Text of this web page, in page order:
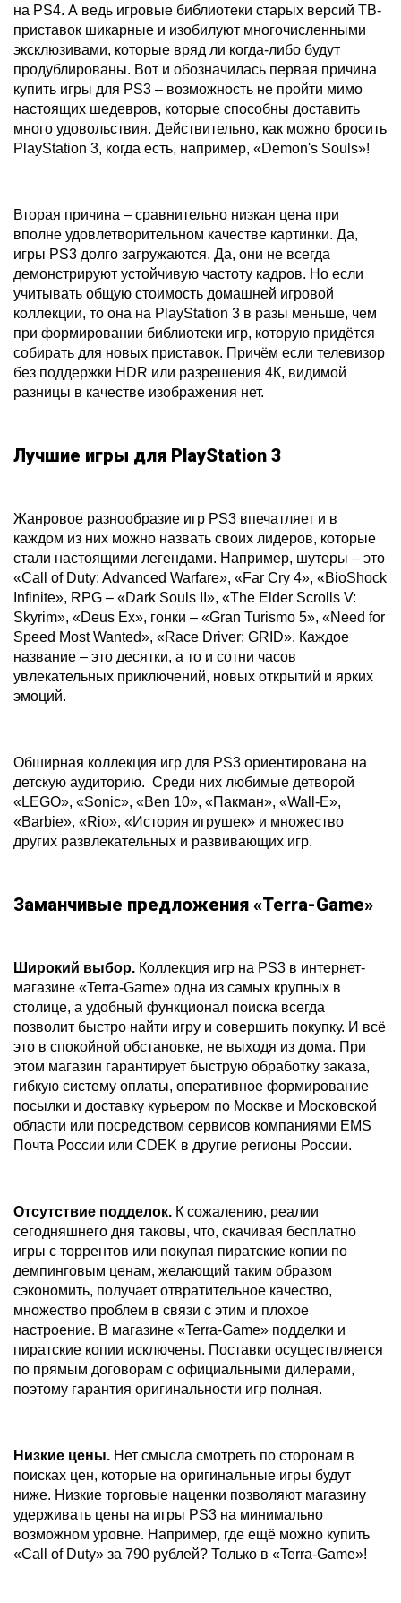
на PS4. А ведь игровые библиотеки старых версий ТВ-
приставок шикарные и изобилуют многочисленными
эксклюзивами, которые вряд ли когда-либо будут
продублированы. Вот и обозначилась первая причина
купить игры для PS3 – возможность не пройти мимо
настоящих шедевров, которые способны доставить
много удовольствия. Действительно, как можно бросить
PlayStation 3, когда есть, например, «Demon's Souls»!
Вторая причина – сравнительно низкая цена при
вполне удовлетворительном качестве картинки. Да,
игры PS3 долго загружаются. Да, они не всегда
демонстрируют устойчивую частоту кадров. Но если
учитывать общую стоимость домашней игровой
коллекции, то она на PlayStation 3 в разы меньше, чем
при формировании библиотеки игр, которую придётся
собирать для новых приставок. Причём если телевизор
без поддержки HDR или разрешения 4К, видимой
разницы в качестве изображения нет.
Лучшие игры для PlayStation 3
Жанровое разнообразие игр PS3 впечатляет и в
каждом из них можно назвать своих лидеров, которые
стали настоящими легендами. Например, шутеры – это
«Call of Duty: Advanced Warfare», «Far Cry 4», «BioShock
Infinite», RPG – «Dark Souls II», «The Elder Scrolls V:
Skyrim», «Deus Ex», гонки – «Gran Turismo 5», «Need for
Speed Most Wanted», «Race Driver: GRID». Каждое
название – это десятки, а то и сотни часов
увлекательных приключений, новых открытий и ярких
эмоций.
Обширная коллекция игр для PS3 ориентирована на
детскую аудиторию. Среди них любимые детворой
«LEGO», «Sonic», «Ben 10», «Пакман», «Wall-E»,
«Barbie», «Rio», «История игрушек» и множество
других развлекательных и развивающих игр.
Заманчивые предложения «Terra-Game»
Широкий выбор. Коллекция игр на PS3 в интернет-
магазине «Terra-Game» одна из самых крупных в
столице, а удобный функционал поиска всегда
позволит быстро найти игру и совершить покупку. И всё
это в спокойной обстановке, не выходя из дома. При
этом магазин гарантирует быструю обработку заказа,
гибкую систему оплаты, оперативное формирование
посылки и доставку курьером по Москве и Московской
области или посредством сервисов компаниями EMS
Почта России или CDEK в другие регионы России.
Отсутствие подделок. К сожалению, реалии
сегодняшнего дня таковы, что, скачивая бесплатно
игры с торрентов или покупая пиратские копии по
демпинговым ценам, желающий таким образом
сэкономить, получает отвратительное качество,
множество проблем в связи с этим и плохое
настроение. В магазине «Terra-Game» подделки и
пиратские копии исключены. Поставки осуществляется
по прямым договорам с официальными дилерами,
поэтому гарантия оригинальности игр полная.
Низкие цены. Нет смысла смотреть по сторонам в
поисках цен, которые на оригинальные игры будут
ниже. Низкие торговые наценки позволяют магазину
удерживать цены на игры PS3 на минимально
возможном уровне. Например, где ещё можно купить
«Call of Duty» за 790 рублей? Только в «Terra-Game»!